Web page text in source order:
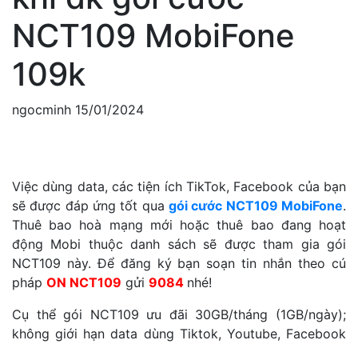
NCT109 MobiFone
109k
ngocminh 15/01/2024
Việc dùng data, các tiện ích TikTok, Facebook của bạn
sẽ được đáp ứng tốt qua gói cước NCT109 MobiFone.
Thuê bao hoà mạng mới hoặc thuê bao đang hoạt
động Mobi thuộc danh sách sẽ được tham gia gói
NCT109 này. Để đăng ký bạn soạn tin nhắn theo cú
pháp ON NCT109 gửi 9084 nhé!
Cụ thể gói NCT109 ưu đãi 30GB/tháng (1GB/ngày);
không giới hạn data dùng Tiktok, Youtube, Facebook